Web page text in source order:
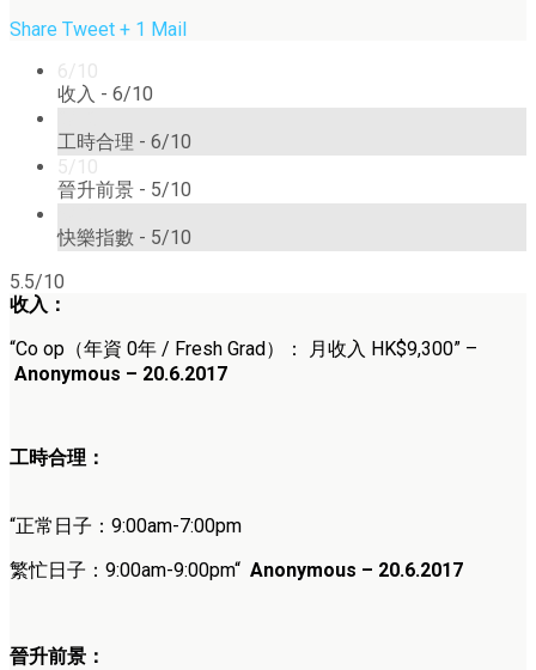
Share Tweet + 1 Mail
6/10
收入 - 6/10
工時合理 - 6/10
5/10
晉升前景 - 5/10
快樂指數 - 5/10
5.5/10
收入：
“Co op（年資 0年 / Fresh Grad）： 月收入 HK$9,300” –
Anonymous – 20.6.2017
工時合理：
“正常日子：9:00am-7:00pm
繁忙日子：9:00am-9:00pm“ Anonymous – 20.6.2017
晉升前景：